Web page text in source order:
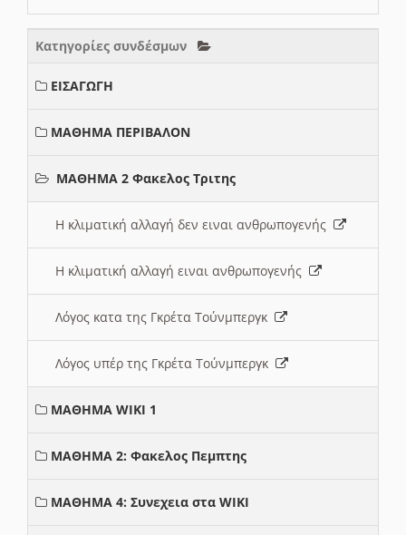
Κατηγορίες συνδέσμων
ΕΙΣΑΓΩΓΗ
ΜΑΘΗΜΑ ΠΕΡΙΒΑΛΟΝ
ΜΑΘΗΜΑ 2 Φακελος Τριτης
Η κλιματική αλλαγή δεν ειναι ανθρωπογενής
Η κλιματική αλλαγή ειναι ανθρωπογενής
Λόγος κατα της Γκρέτα Τούνμπεργκ
Λόγος υπέρ της Γκρέτα Τούνμπεργκ
ΜΑΘΗΜΑ WIKI 1
ΜΑΘΗΜΑ 2: Φακελος Πεμπτης
ΜΑΘΗΜΑ 4: Συνεχεια στα WIKI